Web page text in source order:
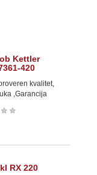
Kettler
420
kvalitet,
,Garancija
★ ★
RX 220